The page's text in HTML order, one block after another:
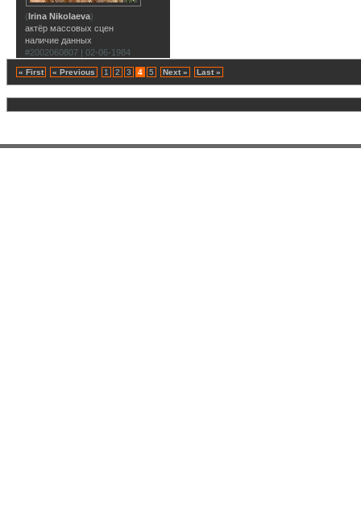
(Irina Nikolaeva)
актёр массовых сцен
наличие данных
#2002060807 | 02-06-1984
« First « Previous 1 2 3 4 5 Next » Last »